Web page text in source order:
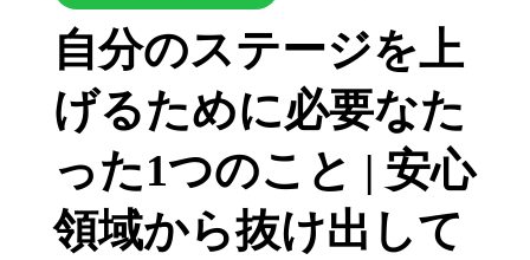
自分のステージを上
げるために必要なた
った1つのこと | 安心
領域から抜け出して